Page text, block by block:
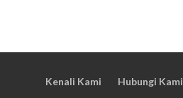
Kenali Kami Hubungi Kami